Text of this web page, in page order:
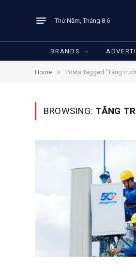
Thứ Năm, Tháng 8 6
BRANDS
Home » Posts Tagged "Tăng
BROWSING: TĂNG